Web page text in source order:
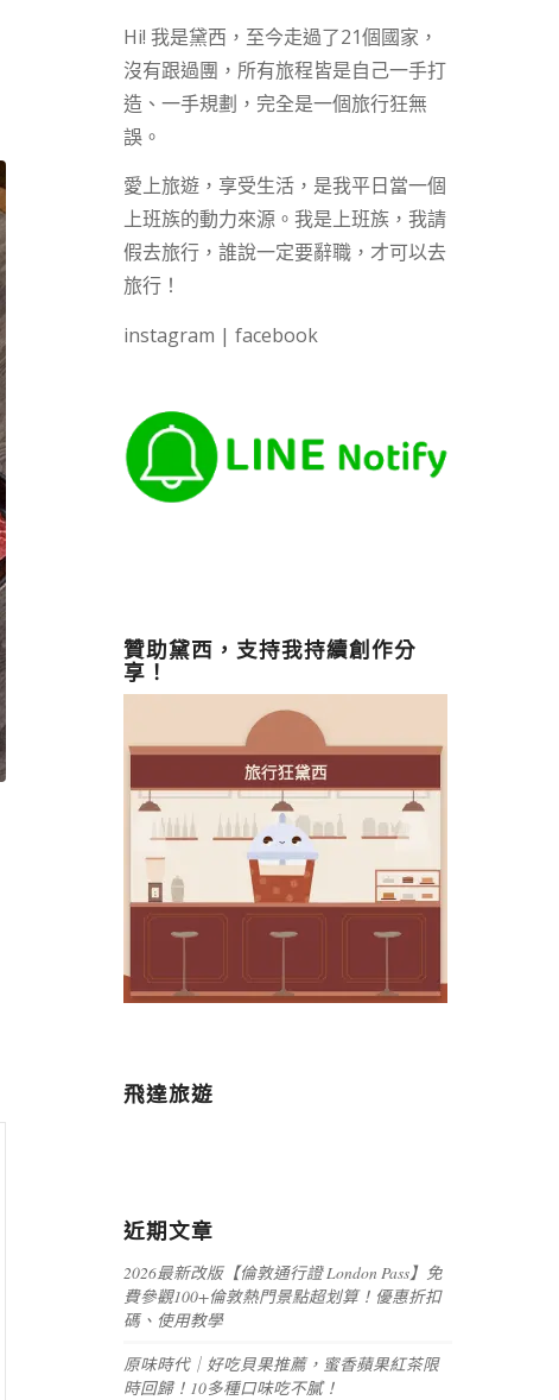
Hi! 我是黛西，至今走過了21個國家，
沒有跟過團，所有旅程皆是自己一手打
造、一手規劃，完全是一個旅行狂無
誤。
愛上旅遊，享受生活，是我平日當一個
上班族的動力來源。我是上班族，我請
假去旅行，誰說一定要辭職，才可以去
旅行！
instagram | facebook
贊助黛西，支持我持續創作分
享！
飛達旅遊
近期文章
2026最新改版【倫敦通行證 London Pass】免
費參觀100+倫敦熱門景點超划算！優惠折扣
碼、使用教學
原味時代｜好吃貝果推薦，蜜香蘋果紅茶限
時回歸！10多種口味吃不膩！